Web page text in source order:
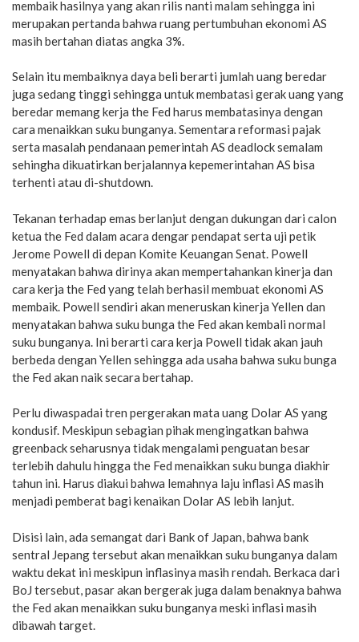
membaik hasilnya yang akan rilis nanti malam sehingga ini
merupakan pertanda bahwa ruang pertumbuhan ekonomi AS
masih bertahan diatas angka 3%.
Selain itu membaiknya daya beli berarti jumlah uang beredar
juga sedang tinggi sehingga untuk membatasi gerak uang yang
beredar memang kerja the Fed harus membatasinya dengan
cara menaikkan suku bunganya. Sementara reformasi pajak
serta masalah pendanaan pemerintah AS deadlock semalam
sehingha dikuatirkan berjalannya kepemerintahan AS bisa
terhenti atau di-shutdown.
Tekanan terhadap emas berlanjut dengan dukungan dari calon
ketua the Fed dalam acara dengar pendapat serta uji petik
Jerome Powell di depan Komite Keuangan Senat. Powell
menyatakan bahwa dirinya akan mempertahankan kinerja dan
cara kerja the Fed yang telah berhasil membuat ekonomi AS
membaik. Powell sendiri akan meneruskan kinerja Yellen dan
menyatakan bahwa suku bunga the Fed akan kembali normal
suku bunganya. Ini berarti cara kerja Powell tidak akan jauh
berbeda dengan Yellen sehingga ada usaha bahwa suku bunga
the Fed akan naik secara bertahap.
Perlu diwaspadai tren pergerakan mata uang Dolar AS yang
kondusif. Meskipun sebagian pihak mengingatkan bahwa
greenback seharusnya tidak mengalami penguatan besar
terlebih dahulu hingga the Fed menaikkan suku bunga diakhir
tahun ini. Harus diakui bahwa lemahnya laju inflasi AS masih
menjadi pemberat bagi kenaikan Dolar AS lebih lanjut.
Disisi lain, ada semangat dari Bank of Japan, bahwa bank
sentral Jepang tersebut akan menaikkan suku bunganya dalam
waktu dekat ini meskipun inflasinya masih rendah. Berkaca dari
BoJ tersebut, pasar akan bergerak juga dalam benaknya bahwa
the Fed akan menaikkan suku bunganya meski inflasi masih
dibawah target.